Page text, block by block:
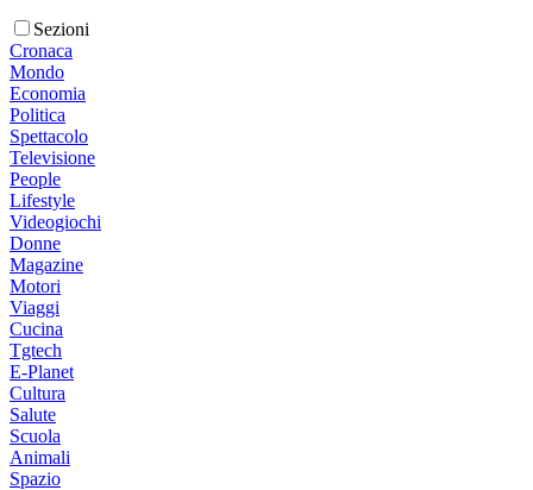
Sezioni
Cronaca
Mondo
Economia
Politica
Spettacolo
Televisione
People
Lifestyle
Videogiochi
Donne
Magazine
Motori
Viaggi
Cucina
Tgtech
E-Planet
Cultura
Salute
Scuola
Animali
Spazio